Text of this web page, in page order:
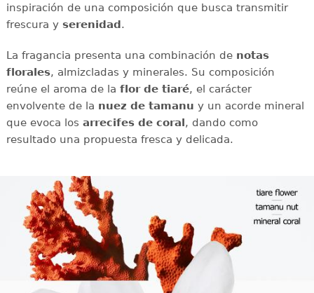
inspiración de una composición que busca transmitir
frescura y serenidad.
La fragancia presenta una combinación de notas
florales, almizcladas y minerales. Su composición
reúne el aroma de la flor de tiaré, el carácter
envolvente de la nuez de tamanu y un acorde mineral
que evoca los arrecifes de coral, dando como
resultado una propuesta fresca y delicada.